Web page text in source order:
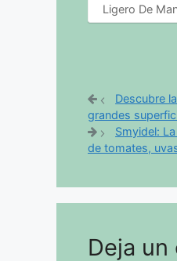
Ligero De
Descubre
grandes
Smyidel:
de tomates,
Deja